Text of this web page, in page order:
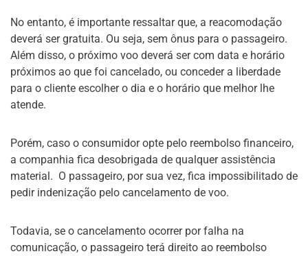
No entanto, é importante ressaltar que, a reacomodação
deverá ser gratuita. Ou seja, sem ônus para o passageiro.
Além disso, o próximo voo deverá ser com data e horário
próximos ao que foi cancelado, ou conceder a liberdade
para o cliente escolher o dia e o horário que melhor lhe
atende.
Porém, caso o consumidor opte pelo reembolso financeiro,
a companhia fica desobrigada de qualquer assistência
material. O passageiro, por sua vez, fica impossibilitado de
pedir indenização pelo cancelamento de voo.
Todavia, se o cancelamento ocorrer por falha na
comunicação, o passageiro terá direito ao reembolso